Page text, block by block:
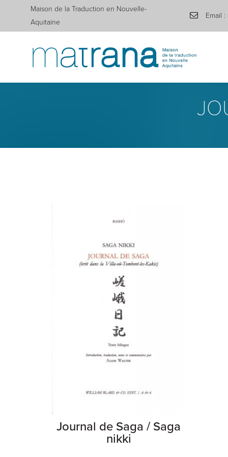
Maison de la Traduction en Nouvelle-
Aquitaine
Email :
Journal de Saga / Saga
nikki